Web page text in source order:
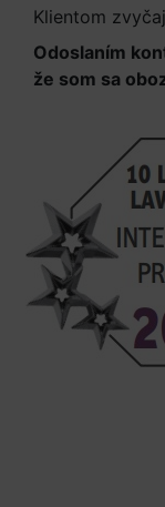
Klientom
Odoslaním
že som sa